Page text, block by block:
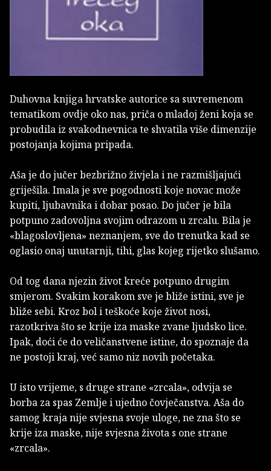
Duhovna knjiga hrvatske autorice sa suvremenom
tematikom ovdje oko nas, priča o mladoj ženi koja se
probudila iz svakodnevnica te shvatila više dimenzije
postojanja kojima pripada.
Aša je do jučer bezbrižno živjela i ne razmišljajući
griješila. Imala je sve pogodnosti koje novac može
kupiti, ljubavnika i dobar posao. Do jučer je bila
potpuno zadovoljna svojim odrazom u zrcalu. Bila je
«blagoslovljena» neznanjem, sve do trenutka kad se
oglasio onaj unutarnji, tihi, glas kojeg rijetko slušamo.
Od tog dana njezin život kreće potpuno drugim
smjerom. Svakim korakom sve je bliže istini, sve je
bliže sebi. Kroz bol i teškoće koje život nosi,
razotkriva što se krije iza maske zvane ljudsko lice.
Ipak, doći će do veličanstvene istine, do spoznaje da
ne postoji kraj, već samo niz novih početaka.
U isto vrijeme, s druge strane «zrcala», odvija se
borba za spas Zemlje i ujedno čovječanstva. Aša do
samog kraja nije svjesna svoje uloge, ne zna što se
krije iza maske, nije svjesna života s one strane
«zrcala».